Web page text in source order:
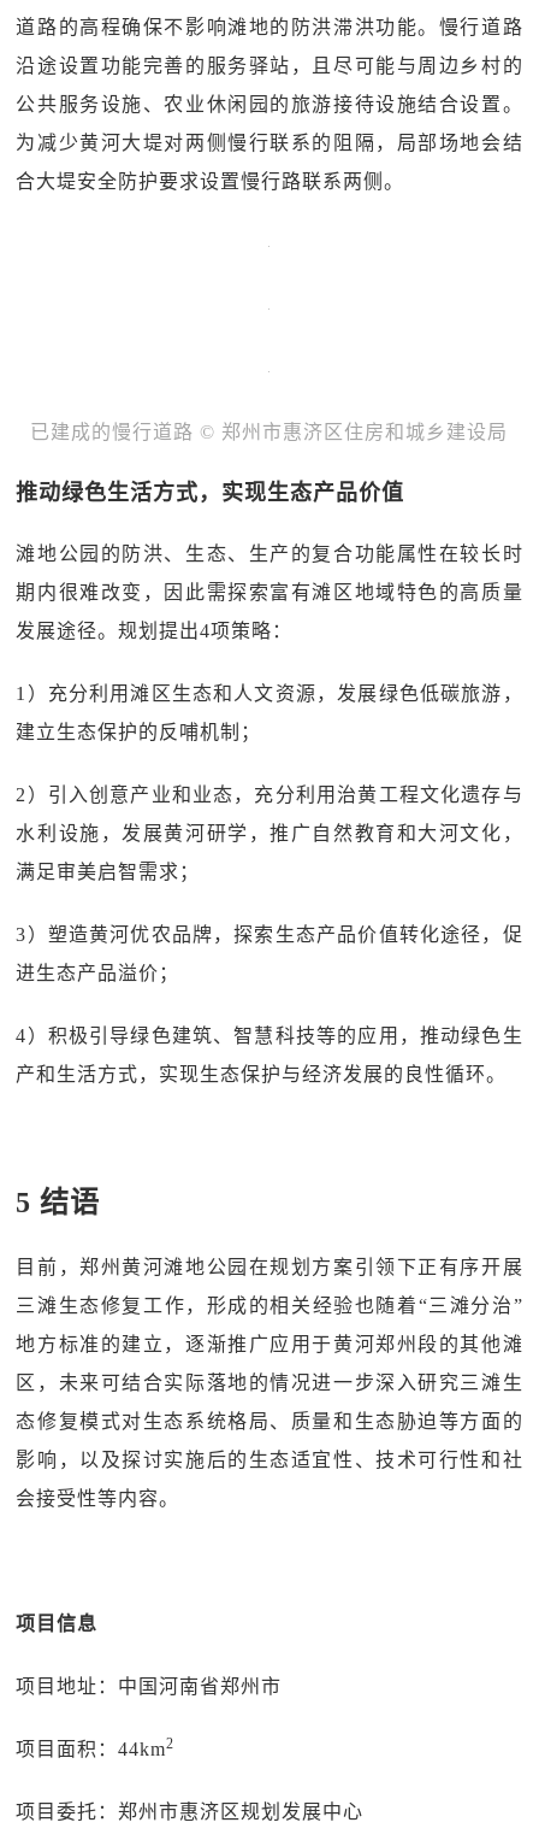
道路的高程确保不影响滩地的防洪滞洪功能。慢行道路
沿途设置功能完善的服务驿站，且尽可能与周边乡村的
公共服务设施、农业休闲园的旅游接待设施结合设置。
为减少黄河大堤对两侧慢行联系的阻隔，局部场地会结
合大堤安全防护要求设置慢行路联系两侧。
已建成的慢行道路 © 郑州市惠济区住房和城乡建设局
推动绿色生活方式，实现生态产品价值
滩地公园的防洪、生态、生产的复合功能属性在较长时
期内很难改变，因此需探索富有滩区地域特色的高质量
发展途径。规划提出4项策略：
1）充分利用滩区生态和人文资源，发展绿色低碳旅游，
建立生态保护的反哺机制；
2）引入创意产业和业态，充分利用治黄工程文化遗存与
水利设施，发展黄河研学，推广自然教育和大河文化，
满足审美启智需求；
3）塑造黄河优农品牌，探索生态产品价值转化途径，促
进生态产品溢价；
4）积极引导绿色建筑、智慧科技等的应用，推动绿色生
产和生活方式，实现生态保护与经济发展的良性循环。
5 结语
目前，郑州黄河滩地公园在规划方案引领下正有序开展
三滩生态修复工作，形成的相关经验也随着“三滩分治”
地方标准的建立，逐渐推广应用于黄河郑州段的其他滩
区，未来可结合实际落地的情况进一步深入研究三滩生
态修复模式对生态系统格局、质量和生态胁迫等方面的
影响，以及探讨实施后的生态适宜性、技术可行性和社
会接受性等内容。
项目信息
项目地址：中国河南省郑州市
项目面积：44km2
项目委托：郑州市惠济区规划发展中心